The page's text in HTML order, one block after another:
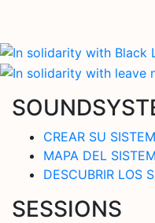
CREAR SU
MAPA DEL
DESCUBRIR LOS
SESSIONS